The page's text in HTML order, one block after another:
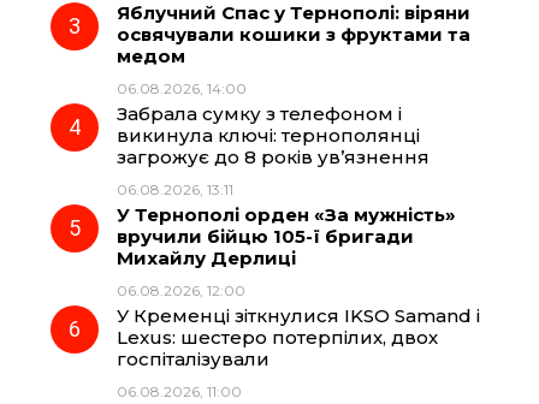
o a p
Яблучний Спас у Тернополі: віряни
освячували кошики з фруктами та
медом
06.08.2026, 14:00
Забрала сумку з телефоном і
викинула ключі: тернополянці
загрожує до 8 років ув’язнення
06.08.2026, 13:11
У Тернополі орден «За мужність»
вручили бійцю 105-ї бригади
Михайлу Дерлиці
06.08.2026, 12:00
У Кременці зіткнулися IKSO Samand і
Lexus: шестеро потерпілих, двох
госпіталізували
06.08.2026, 11:00